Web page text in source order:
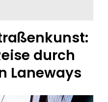
durch
Laneways